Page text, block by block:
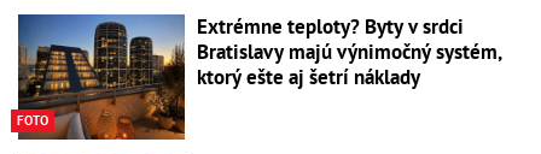
FOTO
Extrémne teploty? Byty v srdci
Bratislavy majú výnimočný systém,
ktorý ešte aj šetrí náklady